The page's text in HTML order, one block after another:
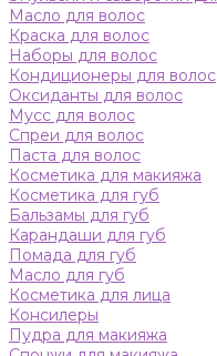
Масло для волос
Краска для волос
Наборы для волос
Кондиционеры для волос
Оксиданты для волос
Мусс для волос
Спреи для волос
Паста для волос
Косметика для макияжа
Косметика для губ
Бальзамы для губ
Карандаши для губ
Помада для губ
Масло для губ
Косметика для лица
Консилеры
Пудра для макияжа